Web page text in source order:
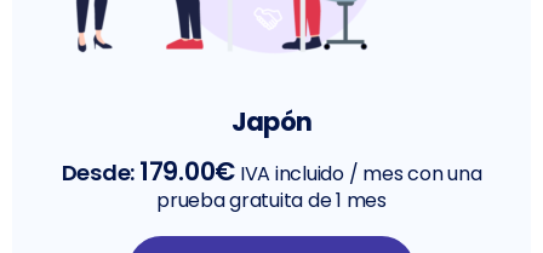
Japón
Desde: 179.00€ IVA incluido / mes con una
prueba gratuita de 1 mes